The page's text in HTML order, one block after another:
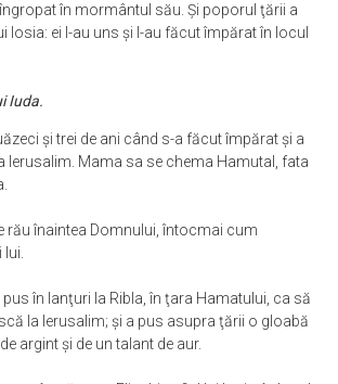
în mormântul său. Şi poporul ţării a
Iosia: ei l-au uns şi l-au făcut împărat în locul
Iuda.
şi trei de ani când s-a făcut împărat şi a
Ierusalim. Mama sa se chema Hamutal, fata
rău înaintea Domnului, întocmai cum
în lanţuri la Ribla, în ţara Hamatului, ca să
la Ierusalim; şi a pus asupra ţării o gloabă
argint şi de un talant de aur.